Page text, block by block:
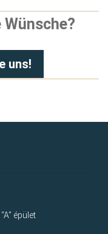
Wünsche?
uns!
épület